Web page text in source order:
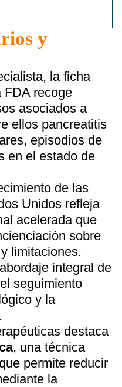
y
la ficha
FDA recoge
asociados a
ellos pancreatitis
episodios de
en el estado de
de las
Unidos refleja
acelerada que
sobre
limitaciones.
integral de
seguimiento
y la
destaca
, una técnica
permite reducir
la